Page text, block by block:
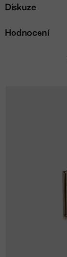
Diskuze
Hodnocení